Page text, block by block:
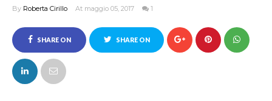
By Roberta Cirillo At maggio 05, 2017 1
SHARE ON
FACEBOOK
SHARE ON